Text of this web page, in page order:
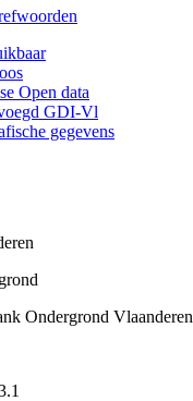
Open data
GDI-Vl
gegevens
Ondergrond Vlaanderen